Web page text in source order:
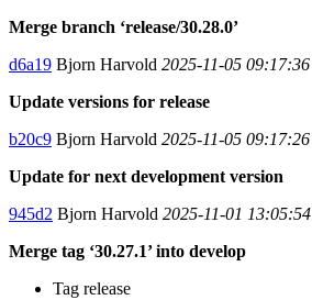
Merge branch ‘release/30.28.0’
d6a19 Bjorn Harvold 2025-11-05 09:17:36
Update versions for release
b20c9 Bjorn Harvold 2025-11-05 09:17:26
Update for next development version
945d2 Bjorn Harvold 2025-11-01 13:05:54
Merge tag ‘30.27.1’ into develop
Tag release